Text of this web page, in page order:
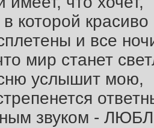
которой красиво
и все
мир станет
услышит мою,
звуком -